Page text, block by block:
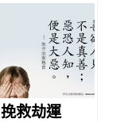
挽救劫運